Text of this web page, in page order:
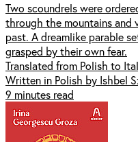
Two scoundrels were
through the mountains and
past. A dreamlike parable
grasped by their own fear.
Translated from Polish to
Written in Polish by Ishbel
9 minutes read